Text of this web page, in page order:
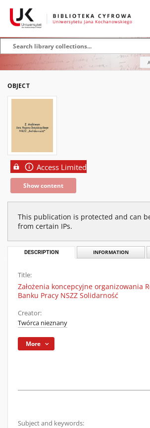
OBJECT
Access Limited
Show content
This publication is protected and can
from certain IPs.
DESCRIPTION INFORMATION
Title:
Założenia koncepcyjne organizowania
Banku Pracy NSZZ Solidarność
Creator:
Twórca nieznany
More
Subject and keywords: